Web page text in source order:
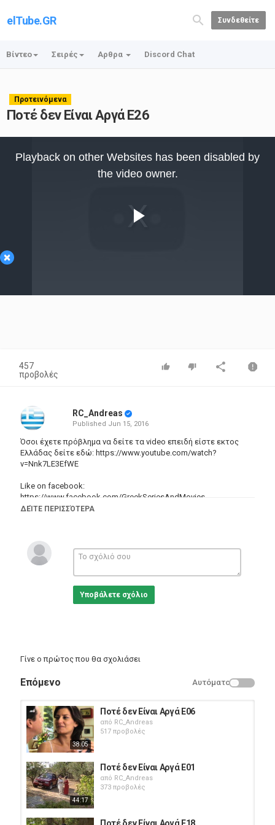
elTube.GR Συνδεθείτε
Βίντεο Σειρές Αρθρα Discord Chat
Προτεινόμενα
Ποτέ δεν Είναι Αργά E26
×
Video
Playback on other Websites has been disabled by
the video owner.
457
προβολές
RC_Andreas
Published Jun 15, 2016
Όσοι έχετε πρόβλημα να δείτε τα video επειδή είστε εκτος
Ελλάδας δείτε εδώ: https://www.youtube.com/watch?
v=Nnk7LE3EfWE
Like on facebook:
https://www.facebook.com/GreekSeriesAndMovies
Ακολουθηστε μας στο Dailymotion:
Κατηγορίες
Greek Films
ΔΕΊΤΕ ΠΕΡΙΣΣΌΤΕΡΑ
Υποβάλετε σχόλιο
Γίνε ο πρώτος που θα σχολιάσει
Επόμενο Αυτόματο
38:05
Ποτέ δεν Είναι Αργά E06
από RC_Andreas
517 προβολές
44:17
Ποτέ δεν Είναι Αργά E01
από RC_Andreas
373 προβολές
Ποτέ δεν Είναι Αργά E18